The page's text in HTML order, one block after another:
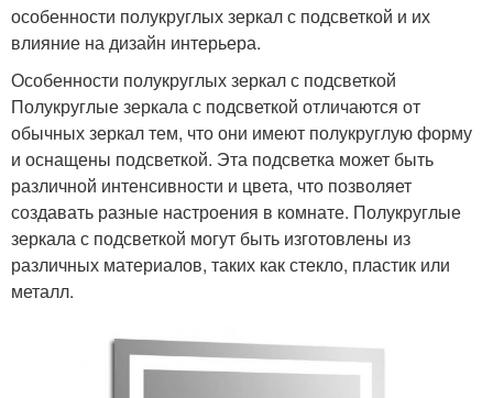
особенности полукруглых зеркал с подсветкой и их
влияние на дизайн интерьера.
Особенности полукруглых зеркал с подсветкой
Полукруглые зеркала с подсветкой отличаются от
обычных зеркал тем, что они имеют полукруглую форму
и оснащены подсветкой. Эта подсветка может быть
различной интенсивности и цвета, что позволяет
создавать разные настроения в комнате. Полукруглые
зеркала с подсветкой могут быть изготовлены из
различных материалов, таких как стекло, пластик или
металл.